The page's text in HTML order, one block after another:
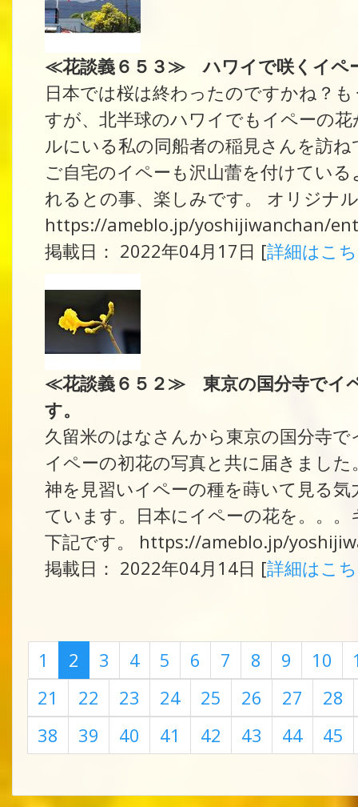
≪花談義６５３≫ ハワイで咲くイペ
日本では桜は終わったのですかね？
すが、北半球のハワイでもイペーの
ルにいる私の同船者の稲見さんを訪
ご自宅のイペーも沢山蕾を付けてい
れるとの事、楽しみです。 オリジナ
https://ameblo.jp/yoshijiwanchan/
掲載日： 2022年04月17日 [詳細はこ
≪花談義６５２≫ 東京の国分寺でイ
す。
久留米のはなさんから東京の国分寺
イペーの初花の写真と共に届きまし
神を見習いイペーの種を蒔いて見る
ています。日本にイペーの花を。。
下記です。 https://ameblo.jp/
掲載日： 2022年04月14日 [詳細はこ
1 2 3 4 5 6 7 8 9 10
21
22 23 24 25 26 27
28
38
39 40 41 42 43 44 45